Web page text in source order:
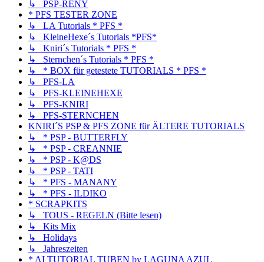
↳ PSP-RENY
* PFS TESTER ZONE
↳ LA Tutorials * PFS *
↳ KleineHexe´s Tutorials *PFS*
↳ Kniri´s Tutorials * PFS *
↳ Sternchen´s Tutorials * PFS *
↳ * BOX für getestete TUTORIALS * PFS *
↳ PFS-LA
↳ PFS-KLEINEHEXE
↳ PFS-KNIRI
↳ PFS-STERNCHEN
KNIRI´S PSP & PFS ZONE für ÄLTERE TUTORIALS
↳ * PSP - BUTTERFLY
↳ * PSP - CREANNIE
↳ * PSP - K@DS
↳ * PSP - TATI
↳ * PFS - MANANY
↳ * PFS - ILDIKO
* SCRAPKITS
↳ TOUS - REGELN (Bitte lesen)
↳ Kits Mix
↳ Holidays
↳ Jahreszeiten
* AI TUTORIAL TUBEN by LAGUNA AZUL